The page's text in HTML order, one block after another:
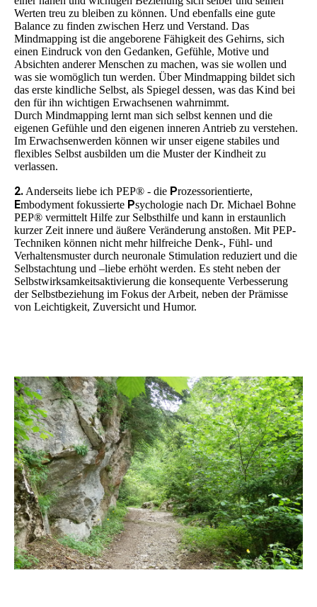
Werten treu zu bleiben zu können. Und ebenfalls eine gute
Balance zu finden zwischen Herz und Verstand. Das
Mindmapping ist die angeborene Fähigkeit des Gehirns, sich
einen Eindruck von den Gedanken, Gefühle, Motive und
Absichten anderer Menschen zu machen, was sie wollen und
was sie womöglich tun werden. Über Mindmapping bildet sich
das erste kindliche Selbst, als Spiegel dessen, was das Kind bei
den für ihn wichtigen Erwachsenen wahrnimmt.
Durch Mindmapping lernt man sich selbst kennen und die
eigenen Gefühle und den eigenen inneren Antrieb zu verstehen.
Im Erwachsenwerden können wir unser eigene stabiles und
flexibles Selbst ausbilden um die Muster der Kindheit zu
verlassen.
2. Anderseits liebe ich PEP® - die Prozessorientierte,
Embodyment fokussierte Psychologie nach Dr. Michael Bohne
PEP® vermittelt Hilfe zur Selbsthilfe und kann in erstaunlich
kurzer Zeit innere und äußere Veränderung anstoßen. Mit PEP-
Techniken können nicht mehr hilfreiche Denk-, Fühl- und
Verhaltensmuster durch neuronale Stimulation reduziert und die
Selbstachtung und –liebe erhöht werden. Es steht neben der
Selbstwirksamkeitsaktivierung die konsequente Verbesserung
der Selbstbeziehung im Fokus der Arbeit, neben der Prämisse
von Leichtigkeit, Zuversicht und Humor.